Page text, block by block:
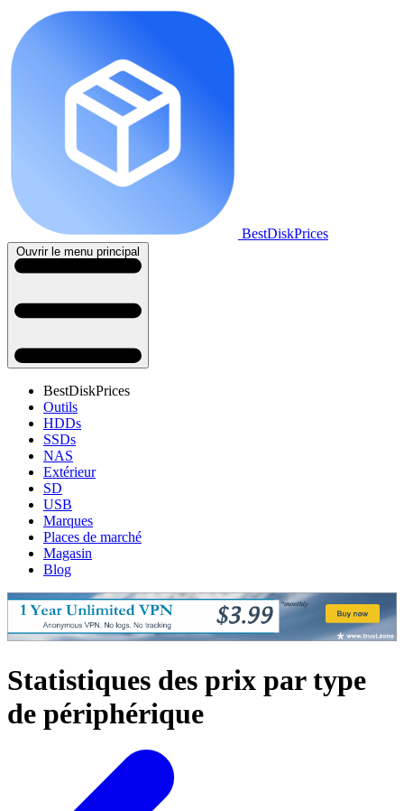
BestDiskPrices
Ouvrir le menu principal
BestDiskPrices
Outils
HDDs
SSDs
NAS
Extérieur
SD
USB
Marques
Places de marché
Magasin
Blog
Statistiques des prix par type
de périphérique